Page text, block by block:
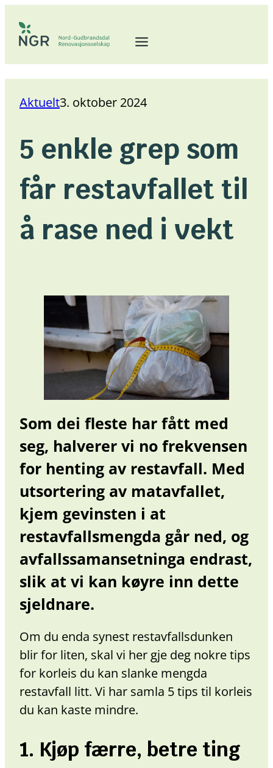
innhold
Aktuelt3. oktober 2024
5 enkle grep som
får restavfallet til
å rase ned i vekt
Som dei fleste har fått med
seg, halverer vi no frekvensen
for henting av restavfall. Med
utsortering av matavfallet,
kjem gevinsten i at
restavfallsmengda går ned, og
avfallssamansetninga endrast,
slik at vi kan køyre inn dette
sjeldnare.
Om du enda synest restavfallsdunken
blir for liten, skal vi her gje deg nokre tips
for korleis du kan slanke mengda
restavfall litt. Vi har samla 5 tips til korleis
du kan kaste mindre.
1. Kjøp færre, betre ting